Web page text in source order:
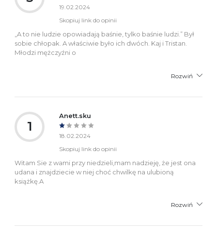
19.02.2024
Skopiuj link do opinii
„A to nie ludzie opowiadają baśnie, tylko baśnie ludzi.” Był
sobie chłopak. A właściwie było ich dwóch. Kaj i Tristan.
Młodzi mężczyźni o
Rozwiń
1
Anett.sku
18.02.2024
Skopiuj link do opinii
Witam Sie z wami przy niedzieli,mam nadzieję, że jest ona
udana i znajdziecie w niej choć chwilkę na ulubioną
książkę.A
Rozwiń